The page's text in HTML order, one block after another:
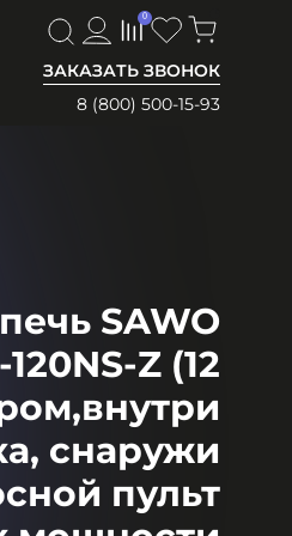
ЗАКАЗАТЬ ЗВОНОК
8 (800) 500-15-93
0
SAWO
Z (12
снаружи
пульт